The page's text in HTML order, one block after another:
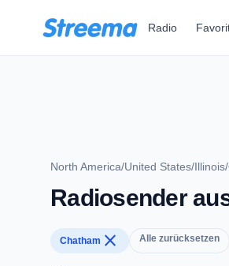
Radio
North America/United States/Illinois/
Radiosender
Chatham close Alle zurücksetzen